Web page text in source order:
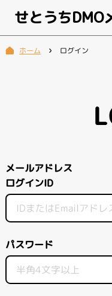
せとうちDMO
ホーム ログイン
メールアドレス
ログインID
パスワード